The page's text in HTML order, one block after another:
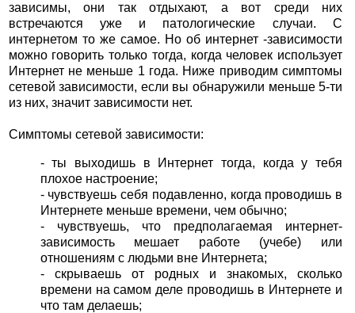
зависимы, они так отдыхают, а вот среди них
встречаются уже и патологические случаи. С
интернетом то же самое. Но об интернет -зависимости
можно говорить только тогда, когда человек использует
Интернет не меньше 1 года. Ниже приводим симптомы
сетевой зависимости, если вы обнаружили меньше 5-ти
из них, значит зависимости нет.
Симптомы сетевой зависимости:
- ты выходишь в Интернет тогда, когда у тебя
плохое настроение;
- чувствуешь себя подавленно, когда проводишь в
Интернете меньше времени, чем обычно;
- чувствуешь, что предполагаемая интернет-
зависимость мешает работе (учебе) или
отношениям с людьми вне Интернета;
- скрываешь от родных и знакомых, сколько
времени на самом деле проводишь в Интернете и
что там делаешь;